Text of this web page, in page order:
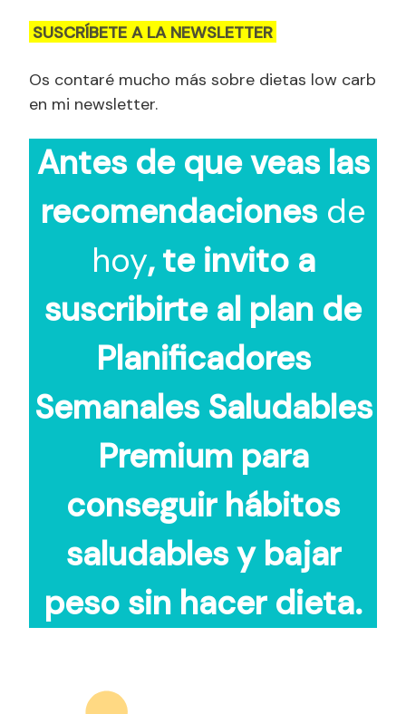
SUSCRÍBETE A LA NEWSLETTER
Os contaré mucho más sobre dietas low carb
en mi newsletter.
Antes de que veas las
recomendacionesde
hoy, te invito a
suscribirte al plan de
Planificadores
Semanales Saludables
Premium para
conseguir hábitos
saludables y bajar
peso sin hacer dieta.